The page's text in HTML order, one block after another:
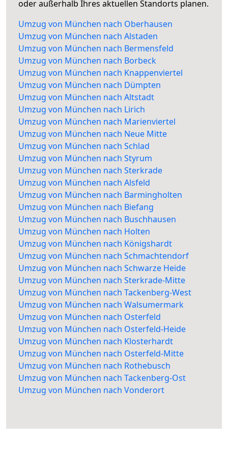
oder außerhalb Ihres aktuellen Standorts planen.
Umzug von München nach Oberhausen
Umzug von München nach Alstaden
Umzug von München nach Bermensfeld
Umzug von München nach Borbeck
Umzug von München nach Knappenviertel
Umzug von München nach Dümpten
Umzug von München nach Altstadt
Umzug von München nach Lirich
Umzug von München nach Marienviertel
Umzug von München nach Neue Mitte
Umzug von München nach Schlad
Umzug von München nach Styrum
Umzug von München nach Sterkrade
Umzug von München nach Alsfeld
Umzug von München nach Barmingholten
Umzug von München nach Biefang
Umzug von München nach Buschhausen
Umzug von München nach Holten
Umzug von München nach Königshardt
Umzug von München nach Schmachtendorf
Umzug von München nach Schwarze Heide
Umzug von München nach Sterkrade-Mitte
Umzug von München nach Tackenberg-West
Umzug von München nach Walsumermark
Umzug von München nach Osterfeld
Umzug von München nach Osterfeld-Heide
Umzug von München nach Klosterhardt
Umzug von München nach Osterfeld-Mitte
Umzug von München nach Rothebusch
Umzug von München nach Tackenberg-Ost
Umzug von München nach Vonderort